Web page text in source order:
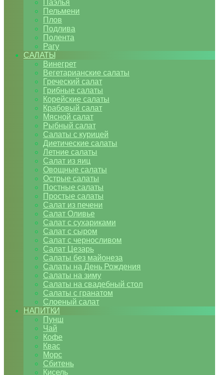
Паэлья
Пельмени
Плов
Подлива
Полента
Рагу
САЛАТЫ
Винегрет
Вегетарианские салаты
Греческий салат
Грибные салаты
Корейские салаты
Крабовый салат
Мясной салат
Рыбный салат
Салаты с курицей
Диетические салаты
Летние салаты
Салат из яиц
Овощные салаты
Острые салаты
Постные салаты
Простые салаты
Салат из печени
Салат Оливье
Салат с сухариками
Салат с сыром
Салат с черносливом
Салат Цезарь
Салаты без майонеза
Салаты на День Рождения
Салаты на зиму
Салаты на свадебный стол
Салаты с гранатом
Слоеный салат
НАПИТКИ
Пунш
Чай
Кофе
Квас
Морс
Сбитень
Кисель